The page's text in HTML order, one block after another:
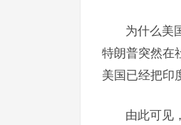
为什么美
特朗普突然在
美国已经把印
由此可见